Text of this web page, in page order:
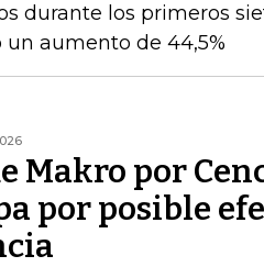
durante los primeros
aumento de 44,5%
Makro por
por posible